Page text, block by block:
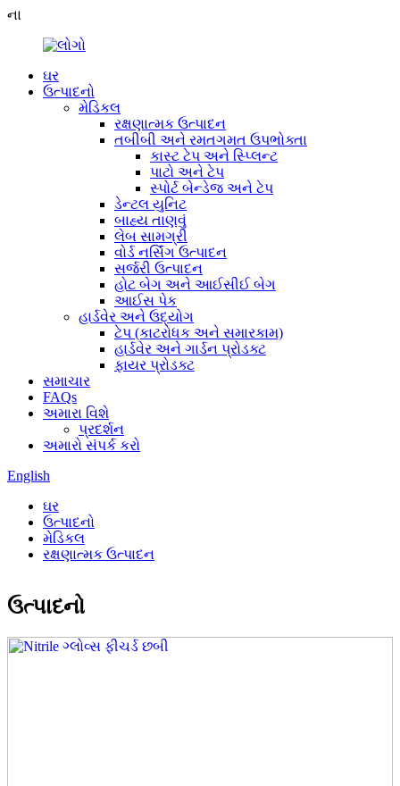
ના
ઘર
ઉત્પાદનો
મેડિકલ
રક્ષણાત્મક ઉત્પાદન
તબીબી અને રમતગમત ઉપભોક્તા
કાસ્ટ ટેપ અને સ્પ્લિન્ટ
પાટો અને ટેપ
સ્પોર્ટ બેન્ડેજ અને ટેપ
ડેન્ટલ યુનિટ
બાહ્ય તાણવું
લેબ સામગ્રી
વોર્ડ નર્સિંગ ઉત્પાદન
સર્જરી ઉત્પાદન
હોટ બેગ અને આઈસીઈ બેગ
આઈસ પેક
હાર્ડવેર અને ઉદ્યોગ
ટેપ (કાટરોધક અને સમારકામ)
હાર્ડવેર અને ગાર્ડન પ્રોડક્ટ
ફાયર પ્રોડક્ટ
સમાચાર
FAQs
અમારા વિશે
પ્રદર્શન
અમારો સંપર્ક કરો
English
ઘર
ઉત્પાદનો
મેડિકલ
રક્ષણાત્મક ઉત્પાદન
ઉત્પાદનો